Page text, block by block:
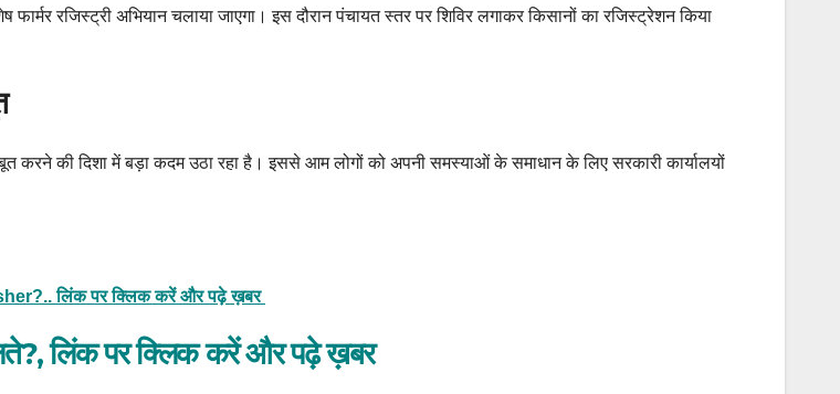
रजिस्ट्री अभियान चलाया जाएगा। इस दौरान पंचायत स्तर पर शिविर लगाकर किसानों का रजिस्ट्रेशन किया
करने की दिशा में बड़ा कदम उठा रहा है। इससे आम लोगों को अपनी समस्याओं के समाधान के लिए सरकारी कार्यालयों
लिंक पर क्लिक करें और पढ़े ख़बर
लिंक पर क्लिक करें और पढ़े ख़बर